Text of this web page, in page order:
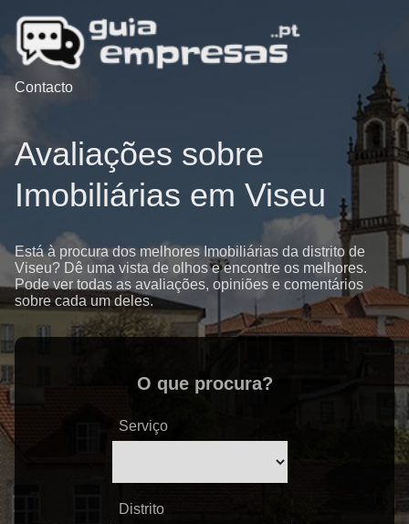
Contacto
Avaliações sobre
Imobiliárias em Viseu
Está à procura dos melhores Imobiliárias da distrito de
Viseu? Dê uma vista de olhos e encontre os melhores.
Pode ver todas as avaliações, opiniões e comentários
sobre cada um deles.
O que procura?
Serviço
Distrito